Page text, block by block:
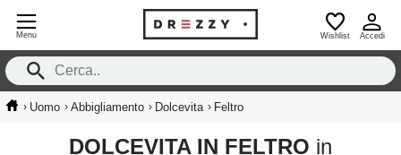
Menu Wishlist Accedi
› Uomo › Abbigliamento › Dolcevita › Feltro
DOLCEVITA IN FELTRO in